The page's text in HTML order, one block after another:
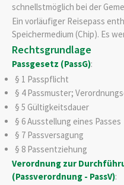
schnellstmöglich bei der
Ein vorläufiger Reisepass
Speichermedium (Chip). Es
Rechtsgrundlage
Passgesetz (PassG):
§ 1 Passpflicht
§ 4Passmuster;
§ 5 Gültigkeitsdauer
§ 6 Ausstellung eines Passes
§ 7 Passversagung
§ 8 Passentziehung
Verordnung zur
(Passverordnung - PassV):